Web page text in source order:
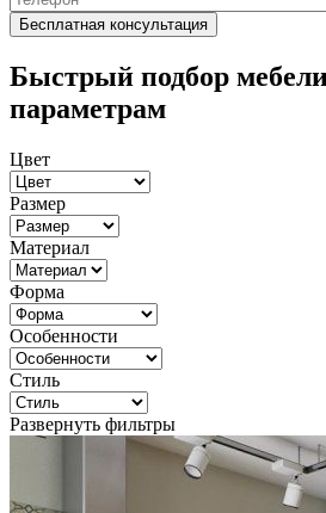
Быстрый подбор
параметрам
Цвет
Размер
Материал
Форма
Особенности
Стиль
Развернуть фильтры